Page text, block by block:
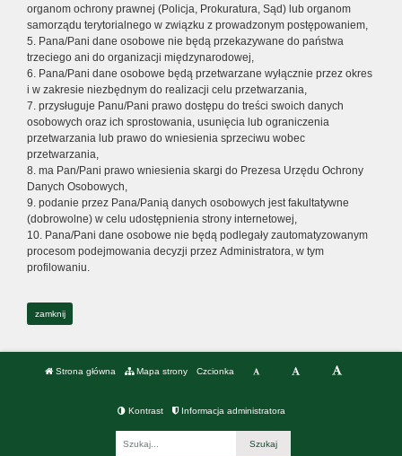
organom ochrony prawnej (Policja, Prokuratura, Sąd) lub organom
samorządu terytorialnego w związku z prowadzonym postępowaniem,
5. Pana/Pani dane osobowe nie będą przekazywane do państwa
trzeciego ani do organizacji międzynarodowej,
6. Pana/Pani dane osobowe będą przetwarzane wyłącznie przez okres
i w zakresie niezbędnym do realizacji celu przetwarzania,
7. przysługuje Panu/Pani prawo dostępu do treści swoich danych
osobowych oraz ich sprostowania, usunięcia lub ograniczenia
przetwarzania lub prawo do wniesienia sprzeciwu wobec
przetwarzania,
8. ma Pan/Pani prawo wniesienia skargi do Prezesa Urzędu Ochrony
Danych Osobowych,
9. podanie przez Pana/Panią danych osobowych jest fakultatywne
(dobrowolne) w celu udostępnienia strony internetowej,
10. Pana/Pani dane osobowe nie będą podlegały zautomatyzowanym
procesom podejmowania decyzji przez Administratora, w tym
profilowaniu.
zamknij
Strona główna Mapa strony Czcionka
Kontrast Informacja administratora